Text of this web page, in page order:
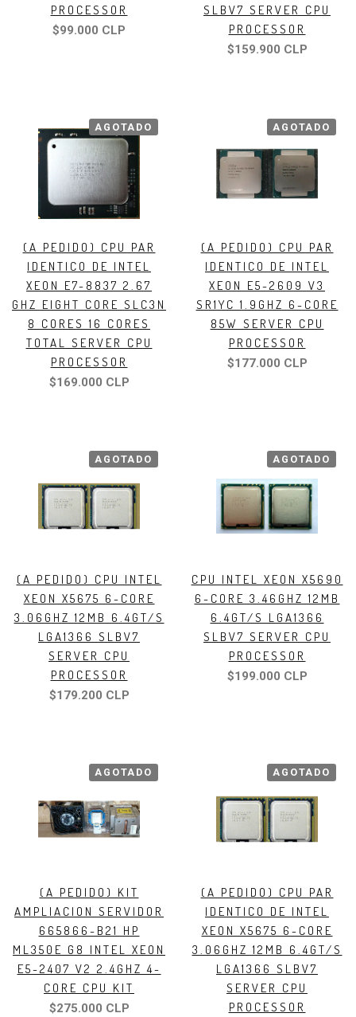
PROCESSOR
$99.000 CLP
SLBV7 SERVER CPU
PROCESSOR
$159.900 CLP
AGOTADO
(A PEDIDO) CPU PAR
IDENTICO DE INTEL
XEON E7-8837 2.67
GHZ EIGHT CORE SLC3N
8 CORES 16 CORES
TOTAL SERVER CPU
PROCESSOR
$169.000 CLP
AGOTADO
(A PEDIDO) CPU PAR
IDENTICO DE INTEL
XEON E5-2609 V3
SR1YC 1.9GHZ 6-CORE
85W SERVER CPU
PROCESSOR
$177.000 CLP
AGOTADO
(A PEDIDO) CPU INTEL
XEON X5675 6-CORE
3.06GHZ 12MB 6.4GT/S
LGA1366 SLBV7
SERVER CPU
PROCESSOR
$179.200 CLP
AGOTADO
CPU INTEL XEON X5690
6-CORE 3.46GHZ 12MB
6.4GT/S LGA1366
SLBV7 SERVER CPU
PROCESSOR
$199.000 CLP
AGOTADO
(A PEDIDO) KIT
AMPLIACION SERVIDOR
665866-B21 HP
ML350E G8 INTEL XEON
E5-2407 V2 2.4GHZ 4-
CORE CPU KIT
$275.000 CLP
AGOTADO
(A PEDIDO) CPU PAR
IDENTICO DE INTEL
XEON X5675 6-CORE
3.06GHZ 12MB 6.4GT/S
LGA1366 SLBV7
SERVER CPU
PROCESSOR